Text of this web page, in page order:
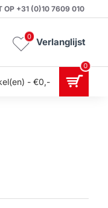
OP +31 (0)10 7609 010
Verlanglijst
0
- €0,-
0